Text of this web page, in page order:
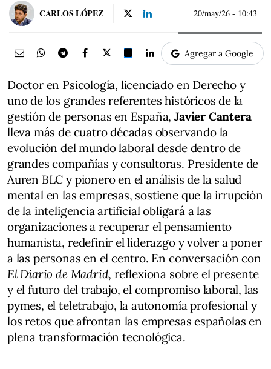
CARLOS LÓPEZ 20/may/26 - 10:43
Agregar a Google
Doctor en Psicología, licenciado en Derecho y
uno de los grandes referentes históricos de la
gestión de personas en España,Javier Cantera
lleva más de cuatro décadas observando la
evolución del mundo laboral desde dentro de
grandes compañías y consultoras. Presidente de
Auren BLC y pionero en el análisis de la salud
mental en las empresas, sostiene que la irrupción
de la inteligencia artificial obligará a las
organizaciones a recuperar el pensamiento
humanista, redefinir el liderazgo y volver a poner
a las personas en el centro. En conversación con
El Diario de Madrid, reflexiona sobre el presente
y el futuro del trabajo, el compromiso laboral, las
pymes, el teletrabajo, la autonomía profesional y
los retos que afrontan las empresas españolas en
plena transformación tecnológica.